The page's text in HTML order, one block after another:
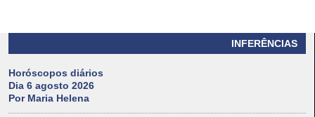
INFERÊNCIAS
Horóscopos diários
Dia 6 agosto 2026
Por Maria Helena